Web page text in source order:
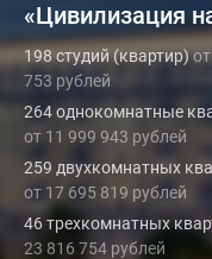
«Цивилизация
198 студий (квартир)
753 рублей
264 однокомнатные
от 11 999 943 рублей
259 двухкомнатных
от 17 695 819 рублей
46 трехкомнатных
23 816 754 рублей